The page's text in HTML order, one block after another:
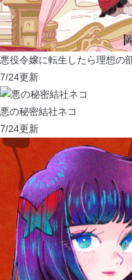
悪役令嬢に転生したら理想の
7/24更新
悪の秘密結社ネコ
7/24更新